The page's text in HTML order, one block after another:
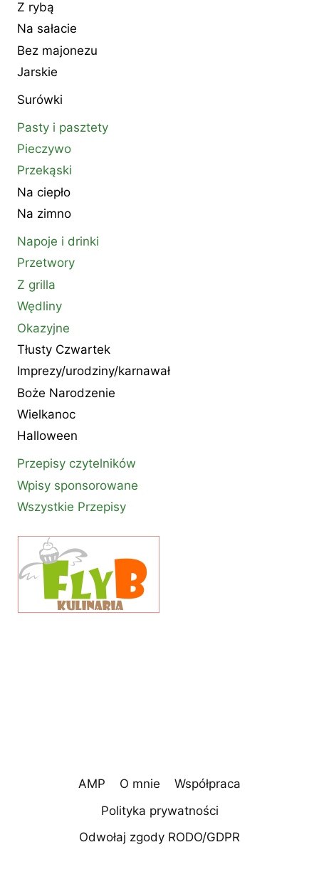
Z rybą
Na sałacie
Bez majonezu
Jarskie
Surówki
Pasty i pasztety
Pieczywo
Przekąski
Na ciepło
Na zimno
Napoje i drinki
Przetwory
Z grilla
Wędliny
Okazyjne
Tłusty Czwartek
Imprezy/urodziny/karnawał
Boże Narodzenie
Wielkanoc
Halloween
Przepisy czytelników
Wpisy sponsorowane
Wszystkie Przepisy
AMP O mnie
Współpraca
Polityka prywatności
Odwołaj zgody RODO/GDPR